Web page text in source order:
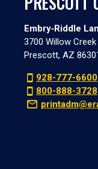
Embry‑Riddle
3700 Willow Creek
Prescott, AZ
928-777-6600
800-888-3728